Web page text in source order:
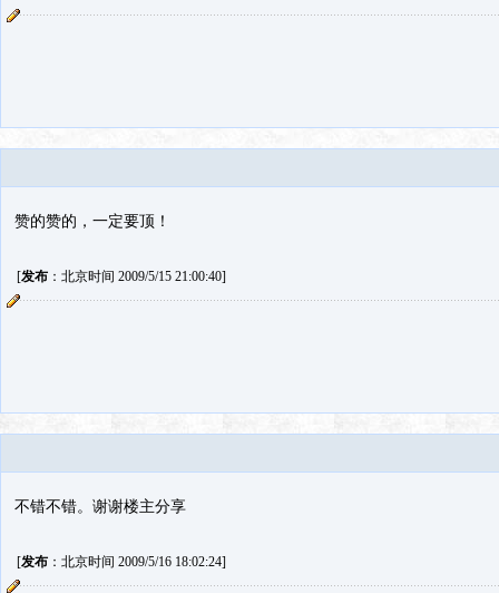
赞的赞的，一定要顶！
[发布：北京时间 2009/5/15 21:00:40]
不错不错。谢谢楼主分享
[发布：北京时间 2009/5/16 18:02:24]